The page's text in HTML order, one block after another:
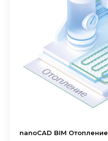
nanoCAD BIM Отопление